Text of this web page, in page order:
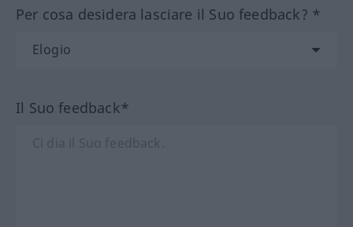
Per cosa desidera lasciare il Suo feedback? *
Il Suo feedback*